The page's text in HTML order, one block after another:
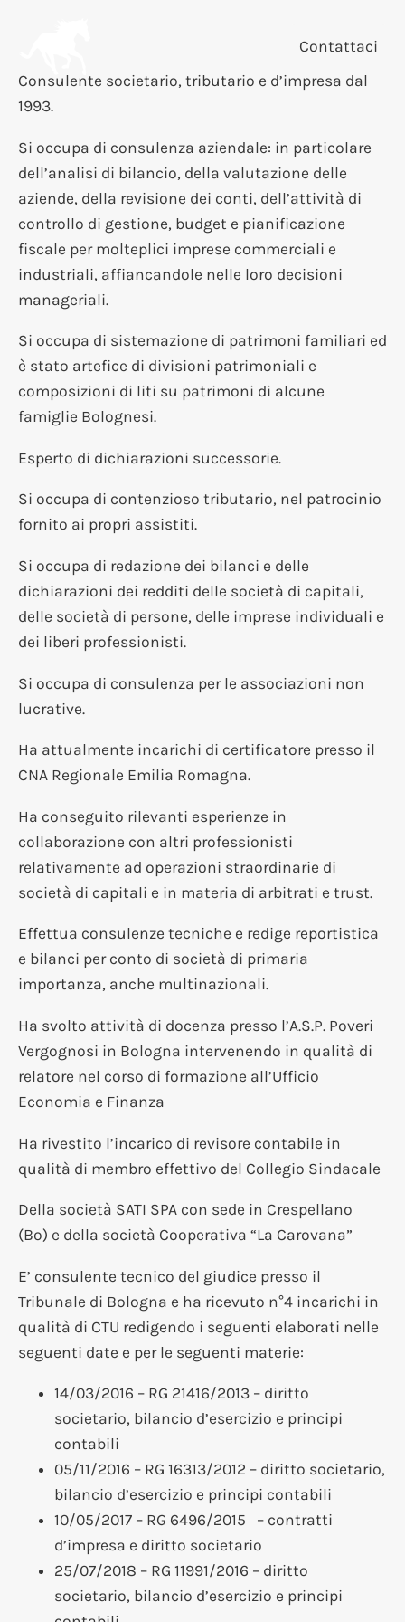
Contattaci
Consulente societario, tributario e d’impresa dal
1993.
Si occupa di consulenza aziendale: in particolare
dell’analisi di bilancio, della valutazione delle
aziende, della revisione dei conti, dell’attività di
controllo di gestione, budget e pianificazione
fiscale per molteplici imprese commerciali e
industriali, affiancandole nelle loro decisioni
manageriali.
Si occupa di sistemazione di patrimoni familiari ed
è stato artefice di divisioni patrimoniali e
composizioni di liti su patrimoni di alcune
famiglie Bolognesi.
Esperto di dichiarazioni successorie.
Si occupa di contenzioso tributario, nel patrocinio
fornito ai propri assistiti.
Si occupa di redazione dei bilanci e delle
dichiarazioni dei redditi delle società di capitali,
delle società di persone, delle imprese individuali e
dei liberi professionisti.
Si occupa di consulenza per le associazioni non
lucrative.
Ha attualmente incarichi di certificatore presso il
CNA Regionale Emilia Romagna.
Ha conseguito rilevanti esperienze in
collaborazione con altri professionisti
relativamente ad operazioni straordinarie di
società di capitali e in materia di arbitrati e trust.
Effettua consulenze tecniche e redige reportistica
e bilanci per conto di società di primaria
importanza, anche multinazionali.
Ha svolto attività di docenza presso l’A.S.P. Poveri
Vergognosi in Bologna intervenendo in qualità di
relatore nel corso di formazione all’Ufficio
Economia e Finanza
Ha rivestito l’incarico di revisore contabile in
qualità di membro effettivo del Collegio Sindacale
Della società SATI SPA con sede in Crespellano
(Bo) e della società Cooperativa “La Carovana”
E’ consulente tecnico del giudice presso il
Tribunale di Bologna e ha ricevuto n°4 incarichi in
qualità di CTU redigendo i seguenti elaborati nelle
seguenti date e per le seguenti materie:
14/03/2016 – RG 21416/2013 – diritto
societario, bilancio d’esercizio e principi
contabili
05/11/2016 – RG 16313/2012 – diritto societario,
bilancio d’esercizio e principi contabili
10/05/2017 – RG 6496/2015 – contratti
d’impresa e diritto societario
25/07/2018 – RG 11991/2016 – diritto
societario, bilancio d’esercizio e principi